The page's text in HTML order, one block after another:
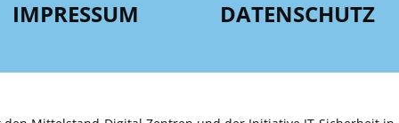
IMPRESSUM DATENSCHUTZ